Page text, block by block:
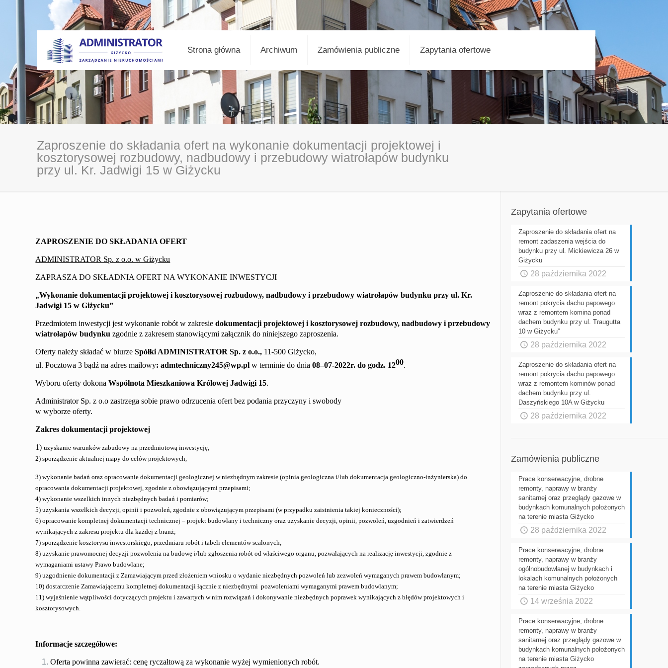
Strona główna Archiwum Zamówienia publiczne Zapytania ofertowe
Zaproszenie do składania ofert na wykonanie dokumentacji projektowej i
kosztorysowej rozbudowy, nadbudowy i przebudowy wiatrołapów budynku
przy ul. Kr. Jadwigi 15 w Giżycku
ZAPROSZENIE DO SKŁADANIA OFERT
ADMINISTRATOR Sp. z o.o. w Giżycku
ZAPRASZA DO SKŁADNIA OFERT NA WYKONANIE INWESTYCJI
„Wykonanie dokumentacji projektoweji kosztorysowejrozbudowy, nadbudowy iprzebudowy wiatrołapówbudynku przy ul.Kr.
Jadwigi 15 w Giżycku”
Przedmiotem inwestycji jest wykonanie robót w zakresiedokumentacji projektoweji kosztorysowejrozbudowy, nadbudowy iprzebudowy
wiatrołapówbudynkuzgodnie zzakresem stanowiącymi załącznik do niniejszego zaproszenia.
Oferty należy składaćw biurze Spółki ADMINISTRATORSp. z o.o., 11-500 Giżycko,
ul. Pocztowa 3bądź na adres mailowy:admtechniczny245@wp.pl w terminie do dnia 08–07-2022r. do godz. 1200.
Wyboru oferty dokonaWspólnota MieszkaniowaKrólowej Jadwigi 15.
Administrator Sp. z o.o zastrzega sobie prawo odrzucenia ofert bez podania przyczyny i swobody
w wyborze oferty.
Zakresdokumentacji projektowej
1)uzyskanie warunków zabudowy na przedmiotową inwestycję,
2) sporządzenie aktualnej mapy do celów projektowych,
3) wykonanie badań oraz opracowanie dokumentacji geologicznej w niezbędnym zakresie (opinia geologiczna i/lub dokumentacja geologiczno-inżynierska) do
opracowania dokumentacji projektowej, zgodnie z obowiązującymi przepisami;
4) wykonanie wszelkich innych niezbędnych badań i pomiarów;
5) uzyskania wszelkich decyzji, opinii i pozwoleń, zgodnie z obowiązującym przepisami (w przypadku zaistnienia takiej konieczności);
6) opracowanie kompletnej dokumentacji technicznej – projekt budowlany i techniczny oraz uzyskanie decyzji, opinii, pozwoleń, uzgodnień i zatwierdzeń
wynikających z zakresu projektu dla każdej z branż;
7) sporządzenie kosztorysu inwestorskiego, przedmiaru robót i tabeli elementów scalonych;
8) uzyskanie prawomocnej decyzji pozwolenia na budowę i/lub zgłoszenia robót od właściwego organu, pozwalających na realizację inwestycji, zgodnie z
wymaganiami ustawy Prawo budowlane;
9) uzgodnienie dokumentacji z Zamawiającym przed złożeniem wniosku o wydanie niezbędnych pozwoleń lub zezwoleń wymaganych prawem budowlanym;
10) dostarczenie Zamawiającemu kompletnej dokumentacji łącznie z niezbędnymi pozwoleniami wymaganymi prawem budowlanym;
11) wyjaśnienie wątpliwości dotyczących projektu i zawartych w nim rozwiązań i dokonywanie niezbędnych poprawek wynikających z błędów projektowych i
kosztorysowych.
Informacje szczegółowe:
Oferta powinna zawierać: cenę ryczałtową za wykonanie wyżej wymienionych robót.
Zapytania ofertowe
Zaproszenie do składania ofert na
remont zadaszenia wejścia do
budynku przy ul. Mickiewicza 26 w
Giżycku
28 października 2022
Zaproszenie do składania ofert na
remont pokrycia dachu papowego
wraz z remontem komina ponad
dachem budynku przy ul. Traugutta
10 w Giżycku”
28 października 2022
Zaproszenie do składania ofert na
remont pokrycia dachu papowego
wraz z remontem kominów ponad
dachem budynku przy ul.
Daszyńskiego 10A w Giżycku
28 października 2022
Zamówienia publiczne
Prace konserwacyjne, drobne
remonty, naprawy w branży
sanitarnej oraz przeglądy gazowe w
budynkach komunalnych położonych
na terenie miasta Giżycko
28 października 2022
Prace konserwacyjne, drobne
remonty, naprawy w branży
ogólnobudowlanej w budynkach i
lokalach komunalnych położonych
na terenie miasta Giżycko
14 września 2022
Prace konserwacyjne, drobne
remonty, naprawy w branży
sanitarnej oraz przeglądy gazowe w
budynkach komunalnych położonych
na terenie miasta Giżycko